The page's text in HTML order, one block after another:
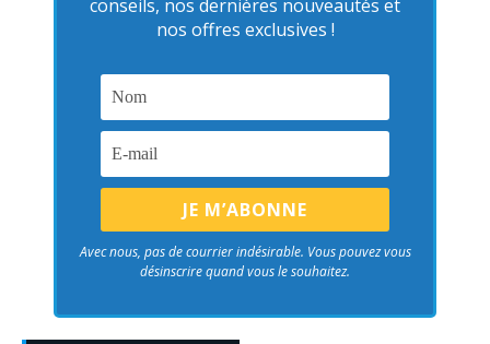
conseils, nos dernières nouveautés et
nos offres exclusives !
Avec nous, pas de courrier indésirable. Vous pouvez vous
désinscrire quand vous le souhaitez.